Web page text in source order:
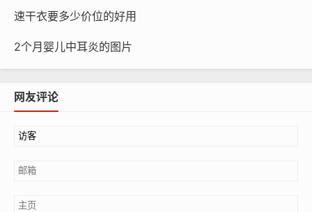
速干衣要多少价位的好用
2个月婴儿中耳炎的图片
网友评论